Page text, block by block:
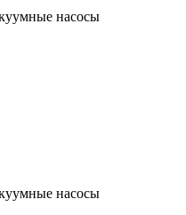
насосы
насосы